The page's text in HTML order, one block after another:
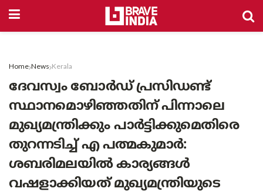
Home News Kerala
ദേവസ്വം ബോര്‍ഡ് പ്രസിഡണ്ട്
സ്ഥാനമൊഴിഞ്ഞതിന് പിന്നാലെ
മുഖ്യമന്ത്രിക്കും പാര്‍ട്ടിക്കുമെതിരെ
തുറന്നടിച്ച് എ പത്മകുമാര്‍:
ശബരിമലയില്‍ കാര്യങ്ങള്‍
വഷളാക്കിയത് മുഖ്യമന്ത്രിയുടെ